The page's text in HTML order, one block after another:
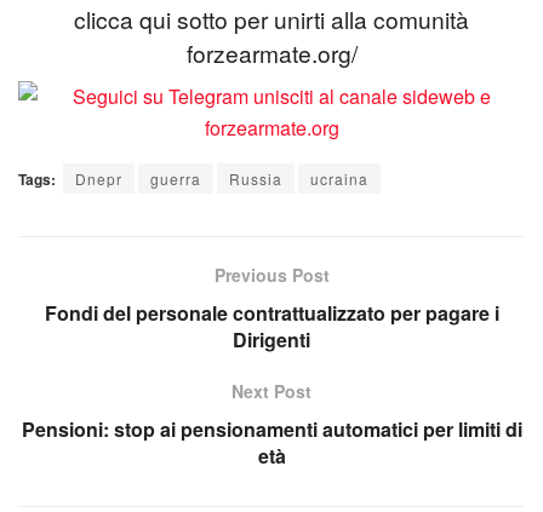
clicca qui sotto per unirti alla comunità
forzearmate.org/
Tags: Dnepr guerra Russia ucraina
Previous Post
Fondi del personale contrattualizzato per pagare i
Dirigenti
Next Post
Pensioni: stop ai pensionamenti automatici per limiti di
età